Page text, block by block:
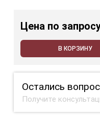
Цена по
В КОРЗИНУ
Остались
Получите